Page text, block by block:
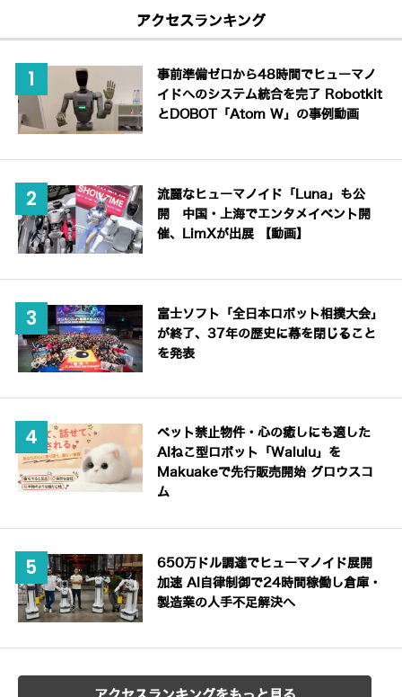
アクセスランキング
事前準備ゼロから48時間でヒューマノ
イドへのシステム統合を完了 Robotkit
とDOBOT「Atom W」の事例動画
流麗なヒューマノイド「Luna」も公
開 中国・上海でエンタメイベント開
催、LimXが出展 【動画】
富士ソフト「全日本ロボット相撲大会」
が終了、37年の歴史に幕を閉じること
を発表
ペット禁止物件・心の癒しにも適した
AIねこ型ロボット「Walulu」を
Makuakeで先行販売開始 グロウスコ
ム
650万ドル調達でヒューマノイド展開
加速 AI自律制御で24時間稼働し倉庫・
製造業の人手不足解決へ